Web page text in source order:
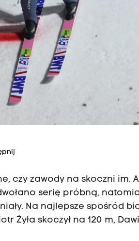
czy zawody na skoczni im.
serię próbną,
Na najlepsze spośród
Żyła skoczył na 120 m,